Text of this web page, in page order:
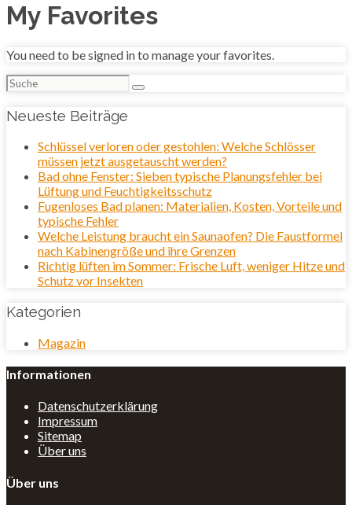
My Favorites
You need to be signed in to manage your favorites.
Suchen
nach:
Neueste Beiträge
Schlüssel verloren oder gestohlen: Welche Schlösser
müssen jetzt ausgetauscht werden?
Bad ohne Fenster: Sieben typische Planungsfehler bei
Lüftung und Feuchtigkeitsschutz
Fugenloses Bad planen: Materialien, Kosten, Vorteile und
typische Fehler
Welche Leistung braucht ein Saunaofen? Die Faustformel
nach Kabinengröße und ihre Grenzen
Richtig lüften im Sommer: Frische Luft, weniger Hitze und
Schutz vor Insekten
Kategorien
Magazin
Informationen
Datenschutzerklärung
Impressum
Sitemap
Über uns
Über uns